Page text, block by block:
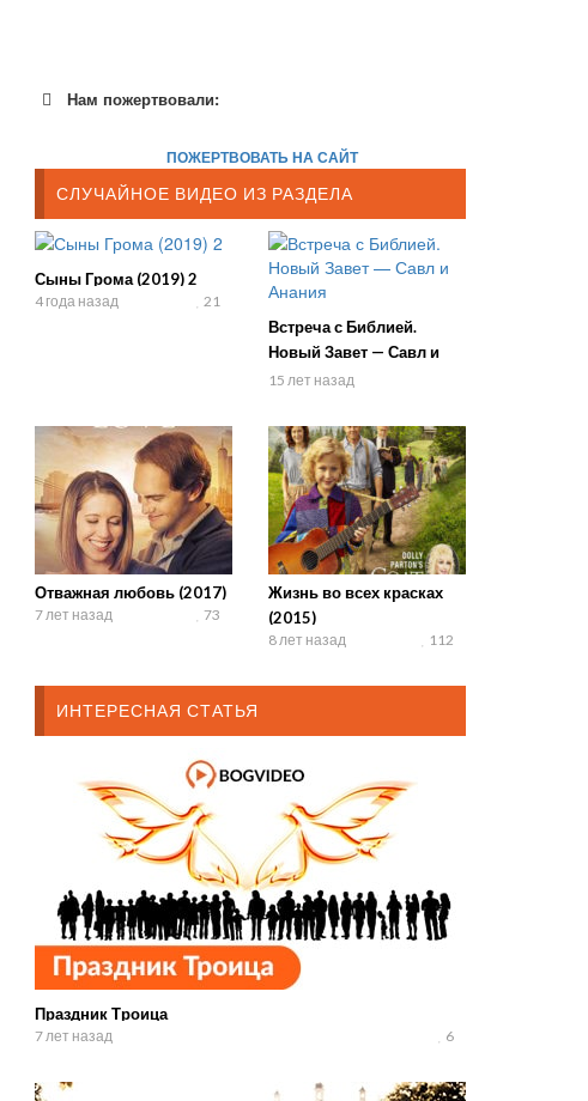
Нам пожертвовали:
ПОЖЕРТВОВАТЬ НА САЙТ
СЛУЧАЙНОЕ ВИДЕО ИЗ РАЗДЕЛА
Сыны Грома (2019) 2
4 года назад 21
Встреча с Библией.
Новый Завет — Савл и
Анания
15 лет назад
Отважная любовь (2017)
7 лет назад 73
Жизнь во всех красках
(2015)
8 лет назад 112
ИНТЕРЕСНАЯ СТАТЬЯ
Праздник Троица
7 лет назад 6